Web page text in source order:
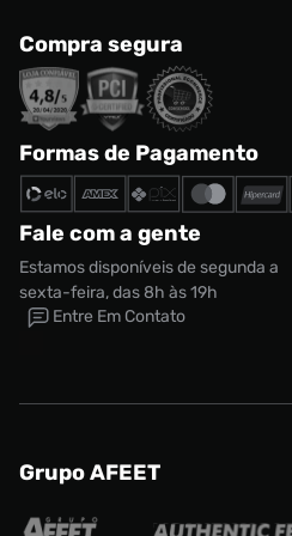
Compra segura
Formas de Pagamento
Fale com a gente
Estamos disponíveis de segunda a
sexta-feira, das 8h às 19h
Entre Em Contato
Grupo AFEET